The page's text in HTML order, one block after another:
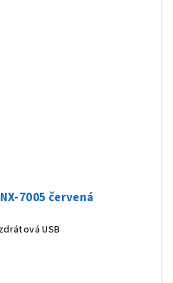
Myš Genius NX-7005 červená
USB